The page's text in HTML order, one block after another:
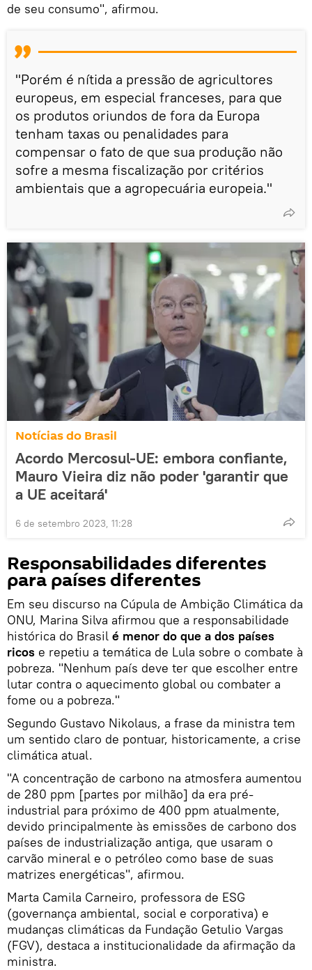
de seu consumo", afirmou.
"Porém é nítida a pressão de agricultores
europeus, em especial franceses, para que
os produtos oriundos de fora da Europa
tenham taxas ou penalidades para
compensar o fato de que sua produção não
sofre a mesma fiscalização por critérios
ambientais que a agropecuária europeia."
Notícias do Brasil
Acordo Mercosul-UE: embora confiante,
Mauro Vieira diz não poder 'garantir que
a UE aceitará'
6 de setembro 2023, 11:28
Responsabilidades diferentes
para países diferentes
Em seu discurso na Cúpula de Ambição Climática da
ONU, Marina Silva afirmou que a responsabilidade
histórica do Brasil é menor do que a dos países
ricos e repetiu a temática de Lula sobre o combate à
pobreza. "Nenhum país deve ter que escolher entre
lutar contra o aquecimento global ou combater a
fome ou a pobreza."
Segundo Gustavo Nikolaus, a frase da ministra tem
um sentido claro de pontuar, historicamente, a crise
climática atual.
"A concentração de carbono na atmosfera aumentou
de 280 ppm [partes por milhão] da era pré-
industrial para próximo de 400 ppm atualmente,
devido principalmente às emissões de carbono dos
países de industrialização antiga, que usaram o
carvão mineral e o petróleo como base de suas
matrizes energéticas", afirmou.
Marta Camila Carneiro, professora de ESG
(governança ambiental, social e corporativa) e
mudanças climáticas da Fundação Getulio Vargas
(FGV), destaca a institucionalidade da afirmação da
ministra.